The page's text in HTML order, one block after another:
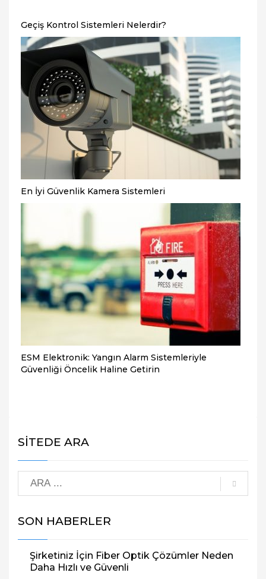
Geçiş Kontrol Sistemleri Nelerdir?
En İyi Güvenlik Kamera Sistemleri
ESM Elektronik: Yangın Alarm Sistemleriyle
Güvenliği Öncelik Haline Getirin
SİTEDE ARA
SON HABERLER
Şirketiniz İçin Fiber Optik Çözümler Neden
Daha Hızlı ve Güvenli